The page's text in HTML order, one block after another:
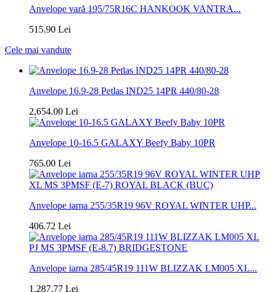
Anvelope vară 195/75R16C HANKOOK VANTRA...
515.90 Lei
Cele mai vandute
Anvelope 16.9-28 Petlas IND25 14PR 440/80-28
2,654.00 Lei
Anvelope 10-16.5 GALAXY Beefy Baby 10PR
765.00 Lei
Anvelope iarna 255/35R19 96V ROYAL WINTER UHP...
406.72 Lei
Anvelope iarna 285/45R19 111W BLIZZAK LM005 XL...
1,287.77 Lei